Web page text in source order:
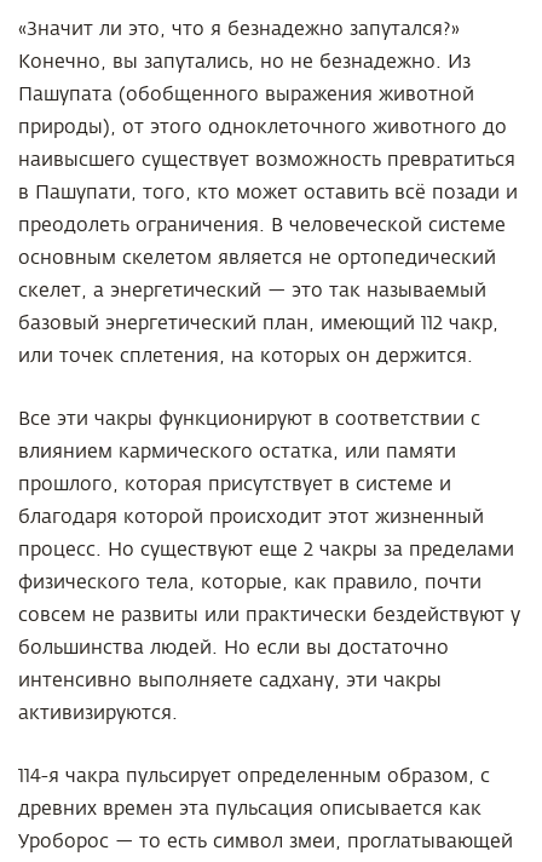
«Значит ли это, что я безнадежно запутался?»
Конечно, вы запутались, но не безнадежно. Из
Пашупата (обобщенного выражения животной
природы), от этого одноклеточного животного до
наивысшего существует возможность превратиться
в Пашупати, того, кто может оставить всё позади и
преодолеть ограничения. В человеческой системе
основным скелетом является не ортопедический
скелет, а энергетический — это так называемый
базовый энергетический план, имеющий 112 чакр,
или точек сплетения, на которых он держится.
Все эти чакры функционируют в соответствии с
влиянием кармического остатка, или памяти
прошлого, которая присутствует в системе и
благодаря которой происходит этот жизненный
процесс. Но существуют еще 2 чакры за пределами
физического тела, которые, как правило, почти
совсем не развиты или практически бездействуют у
большинства людей. Но если вы достаточно
интенсивно выполняете садхану, эти чакры
активизируются.
114-я чакра пульсирует определенным образом, с
древних времен эта пульсация описывается как
Уроборос — то есть символ змеи, проглатывающей